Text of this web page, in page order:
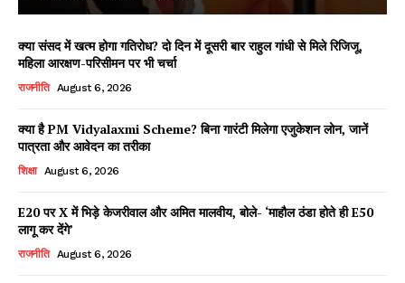
Facebook
X WhatsApp
क्या संसद में खत्म होगा गतिरोध? दो दिन में दूसरी बार राहुल गांधी से मिले रिजिजू,
महिला आरक्षण-परिसीमन पर भी चर्चा
राजनीति August 6, 2026
क्या है PM Vidyalaxmi Scheme? बिना गारंटी मिलेगा एजुकेशन लोन, जानें
पात्रता और आवेदन का तरीका
शिक्षा August 6, 2026
E20 पर X में भिड़े केजरीवाल और अमित मालवीय, बोले- ‘माहौल ठंडा होते ही E50
लागू कर देंगे’
राजनीति August 6, 2026